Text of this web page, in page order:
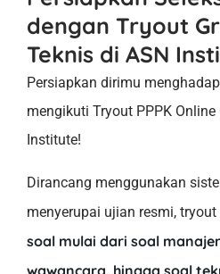
dengan Tryout
Teknis di ASN
Persiapkan dirimu
mengikuti Tryout PPPK Online
Institute!
Dirancang menggunakan
menyerupai ujian resmi,
soal mulai dari soal